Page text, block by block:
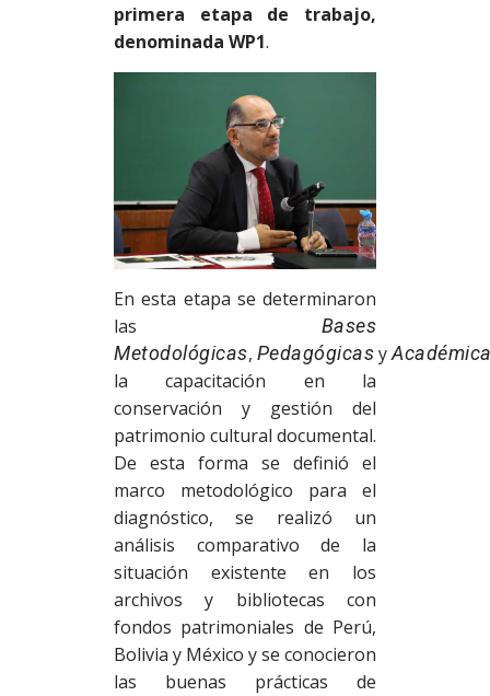
primera etapa de trabajo,
denominada WP1.
En esta etapa se determinaron
las Bases
Metodológicas, Pedagógicasy
la capacitación en la
conservación y gestión del
patrimonio cultural documental.
De esta forma se definió el
marco metodológico para el
diagnóstico, se realizó un
análisis comparativo de la
situación existente en los
archivos y bibliotecas con
fondos patrimoniales de Perú,
Bolivia y México y se conocieron
las buenas prácticas de